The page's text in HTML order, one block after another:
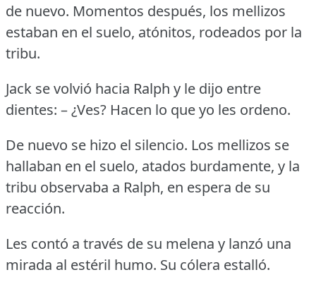
de nuevo. Momentos después, los mellizos
estaban en el suelo, atónitos, rodeados por la
tribu.
Jack se volvió hacia Ralph y le dijo entre
dientes: – ¿Ves? Hacen lo que yo les ordeno.
De nuevo se hizo el silencio. Los mellizos se
hallaban en el suelo, atados burdamente, y la
tribu observaba a Ralph, en espera de su
reacción.
Les contó a través de su melena y lanzó una
mirada al estéril humo. Su cólera estalló.